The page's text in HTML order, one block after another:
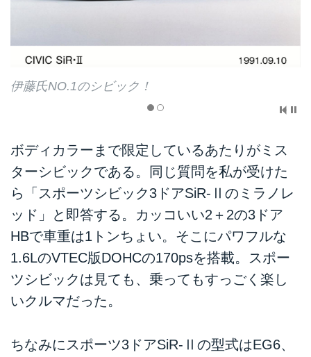
ボディカラーまで限定しているあたりがミス
ターシビックである。同じ質問を私が受けた
ら「スポーツシビック3ドアSiR-Ⅱのミラノレ
ッド」と即答する。カッコいい2＋2の3ドア
HBで車重は1トンちょい。そこにパワフルな
1.6LのVTEC版DOHCの170psを搭載。スポー
ツシビックは見ても、乗ってもすっごく楽し
いクルマだった。
ちなみにスポーツ3ドアSiR-Ⅱの型式はEG6、